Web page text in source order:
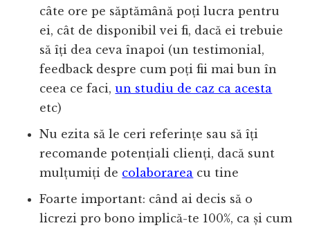
câte ore pe săptămână poți lucra pentru
ei, cât de disponibil vei fi, dacă ei trebuie
să îți dea ceva înapoi (un testimonial,
feedback despre cum poți fii mai bun în
ceea ce faci,un studiu de caz ca acesta
etc)
Nu ezita să le ceri referințe sau să îți
recomande potențiali clienți, dacă sunt
mulțumiți de colaborarea cu tine
Foarte important: când ai decis să o
licrezi pro bono implică-te 100%, ca și cum